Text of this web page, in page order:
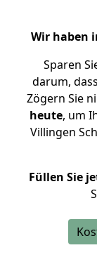
Wir haben
Sparen
darum,
Zögern Sie
heute, um
Villingen
Füllen Sie